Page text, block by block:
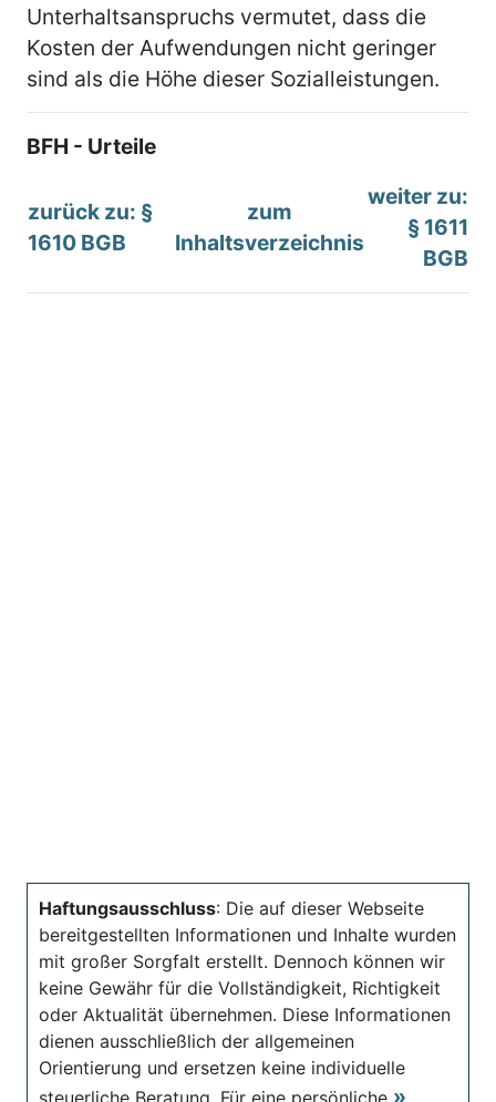
Unterhaltsanspruchs vermutet, dass die
Kosten der Aufwendungen nicht geringer
sind als die Höhe dieser Sozialleistungen.
BFH - Urteile
zurück zu: §
1610 BGB
zum
Inhaltsverzeichnis
weiter zu:
§ 1611
BGB
Haftungsausschluss: Die auf dieser Webseite
bereitgestellten Informationen und Inhalte wurden
mit großer Sorgfalt erstellt. Dennoch können wir
keine Gewähr für die Vollständigkeit, Richtigkeit
oder Aktualität übernehmen. Diese Informationen
dienen ausschließlich der allgemeinen
Orientierung und ersetzen keine individuelle
steuerliche Beratung. Für eine persönliche